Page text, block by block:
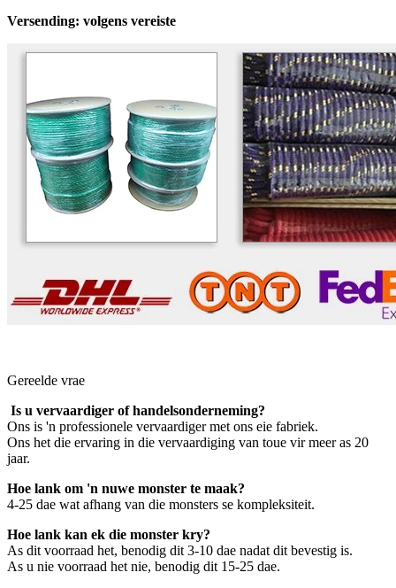
Versending: volgens vereiste
Gereelde vrae
Is u vervaardiger of handelsonderneming?
Ons is 'n professionele vervaardiger met ons eie fabriek.
Ons het die ervaring in die vervaardiging van toue vir meer as 20
jaar.
Hoe lank om 'n nuwe monster te maak?
4-25 dae wat afhang van die monsters se kompleksiteit.
Hoe lank kan ek die monster kry?
As dit voorraad het, benodig dit 3-10 dae nadat dit bevestig is.
As u nie voorraad het nie, benodig dit 15-25 dae.